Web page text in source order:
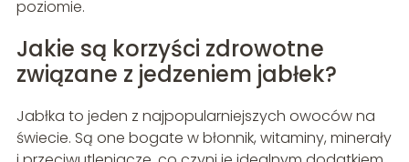
poziomie.
Jakie są korzyści zdrowotne
związane z jedzeniem jabłek?
Jabłka to jeden z najpopularniejszych owoców na
świecie. Są one bogate w błonnik, witaminy, minerały